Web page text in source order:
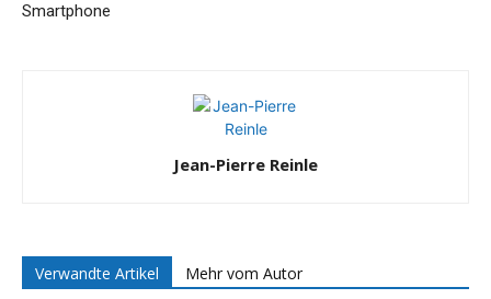
Smartphone
Jean-Pierre Reinle
Verwandte Artikel Mehr vom Autor